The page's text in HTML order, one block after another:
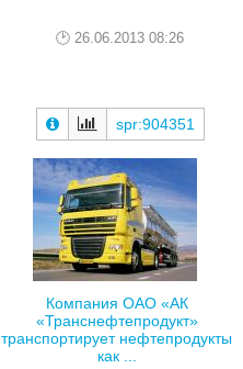
26.06.2013 08:26
spr:904351
Компания ОАО «АК
«Транснефтепродукт»
транспортирует нефтепродукты
как ...